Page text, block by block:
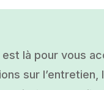
là pour vous
sur l’entretien,